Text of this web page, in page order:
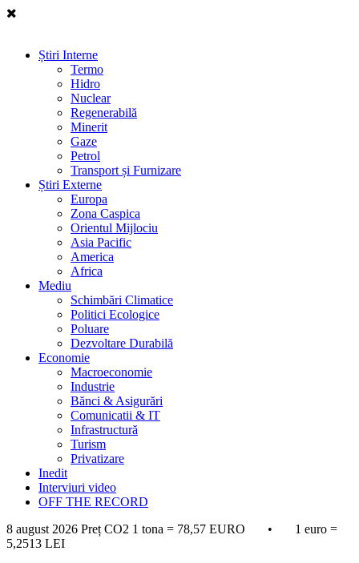
Știri Interne
Termo
Hidro
Nuclear
Regenerabilă
Minerit
Gaze
Petrol
Transport și Furnizare
Știri Externe
Europa
Zona Caspica
Orientul Mijlociu
Asia Pacific
America
Africa
Mediu
Schimbări Climatice
Politici Ecologice
Poluare
Dezvoltare Durabilă
Economie
Macroeconomie
Industrie
Bănci & Asigurări
Comunicatii & IT
Infrastructură
Turism
Privatizare
Inedit
Interviuri video
OFF THE RECORD
8 august 2026 Preț CO2 1 tona = 78,57 EURO • 1 euro =
5,2513 LEI